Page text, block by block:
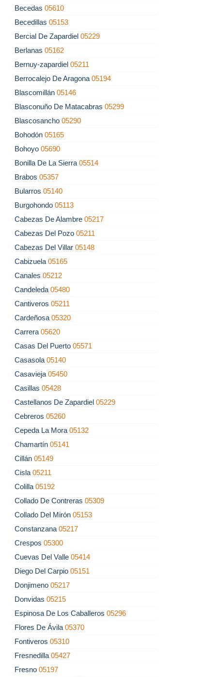
Becedas 05610
Becedillas 05153
Bercial De Zapardiel 05229
Berlanas 05162
Bernuy-zapardiel 05211
Berrocalejo De Aragona 05194
Blascomillán 05146
Blasconuño De Matacabras 05299
Blascosancho 05290
Bohodón 05165
Bohoyo 05690
Bonilla De La Sierra 05514
Brabos 05357
Bularros 05140
Burgohondo 05113
Cabezas De Alambre 05217
Cabezas Del Pozo 05211
Cabezas Del Villar 05148
Cabizuela 05165
Canales 05212
Candeleda 05480
Cantiveros 05211
Cardeñosa 05320
Carrera 05620
Casas Del Puerto 05571
Casasola 05140
Casavieja 05450
Casillas 05428
Castellanos De Zapardiel 05229
Cebreros 05260
Cepeda La Mora 05132
Chamartín 05141
Cillán 05149
Cisla 05211
Colilla 05192
Collado De Contreras 05309
Collado Del Mirón 05153
Constanzana 05217
Crespos 05300
Cuevas Del Valle 05414
Diego Del Carpio 05151
Donjimeno 05217
Donvidas 05215
Espinosa De Los Caballeros 05296
Flores De Ávila 05370
Fontiveros 05310
Fresnedilla 05427
Fresno 05197